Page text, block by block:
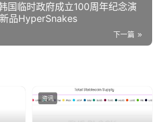
国临时政府成立100周年纪念演
品HyperSnakes
下一篇
资讯